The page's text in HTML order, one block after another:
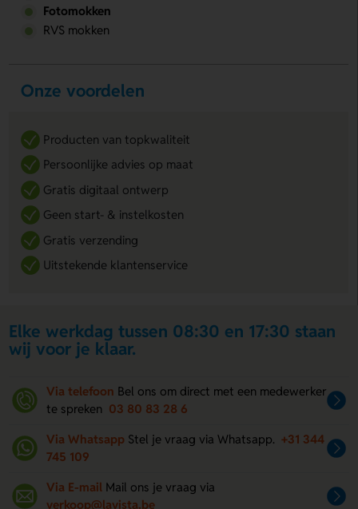
Fotomokken
RVS mokken
Onze voordelen
Producten van topkwaliteit
Persoonlijke advies op maat
Gratis digitaal ontwerp
Geen start- & instelkosten
Gratis verzending
Uitstekende klantenservice
Elke werkdag tussen 08:30 en 17:30 staan
wij voor je klaar.
Via telefoon Bel ons om direct met een medewerker
te spreken 03 80 83 28 6
Via Whatsapp Stel je vraag via Whatsapp. +31 344
745 109
Via E-mail Mail ons je vraag via
verkoop@lavista.be